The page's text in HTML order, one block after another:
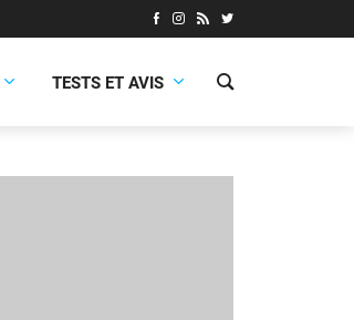
TESTS ET AVIS